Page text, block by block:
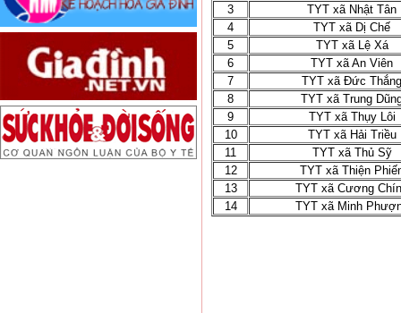
3
TYT xã Nhật Tân
4
TYT xã Dị Chế
5
TYT xã Lệ Xá
6
TYT xã An Viên
7
TYT xã Đức Thắng
8
TYT xã Trung
9
TYT xã Thụy Lôi
10
TYT xã Hải Triều
11
TYT xã Thủ Sỹ
12
TYT xã Thiện
13
TYT xã Cương
14
TYT xã Minh